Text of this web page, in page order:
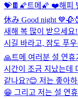
💝🍫 🌠트메🌠 ❤️해피
休み Good night 💙
새해 복 많이 받으세요
시길 바라고, 잠도 푸
🙏트메 여러분 설 연
시간이 조금 지났는데
같나요?😊 저는 좋아
😁 그리고 저는 설 연